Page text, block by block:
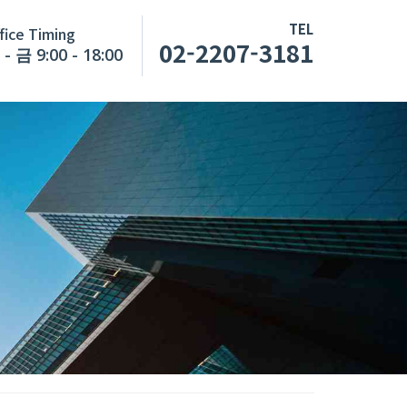
Timing
- 금 9:00 - 18:00
TEL
02-2207-3181